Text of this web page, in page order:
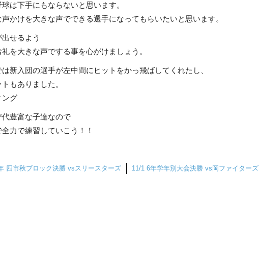
は下手にもならないと思います。
かけを大きな声でできる選手になってもらいたいと思います。
せるよう
を大きな声でする事を心がけましょう。
新入団の選手が左中間にヒットをかっ飛ばしてくれたし、
もありました。
ング
豊富な子達なので
力で練習していこう！！
四市秋ブロック決勝 vsスリースターズ 11/1 6年学年別大会決勝 vs岡ファイターズ